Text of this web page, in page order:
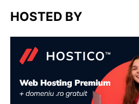
HOSTED BY